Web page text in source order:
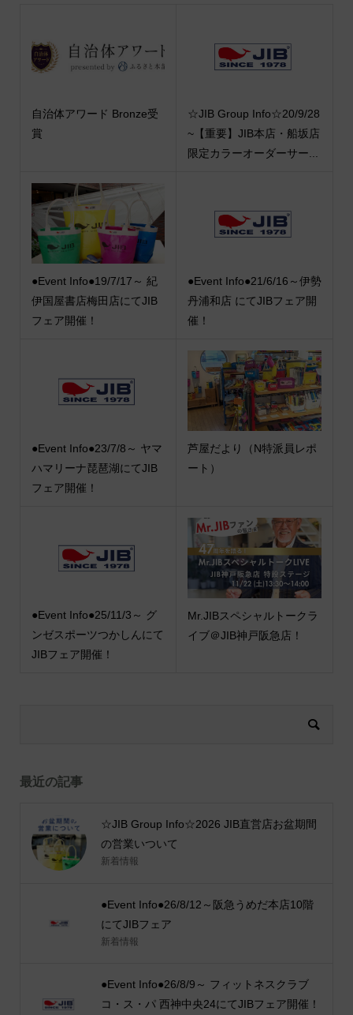
自治体アワード Bronze受
賞
☆JIB Group Info☆20/9/28
~【重要】JIB本店・船坂店
限定カラーオーダーサー...
●Event Info●19/7/17～ 紀
伊国屋書店梅田店にてJIB
フェア開催！
●Event Info●21/6/16～伊勢
丹浦和店 にてJIBフェア開
催！
●Event Info●23/7/8～ ヤマ
ハマリーナ琵琶湖にてJIB
フェア開催！
芦屋だより（N特派員レポ
ート）
●Event Info●25/11/3～ グ
ンゼスポーツつかしんにて
JIBフェア開催！
Mr.JIBスペシャルトークラ
イブ＠JIB神戸阪急店！
最近の記事
☆JIB Group Info☆2026 JIB直営店お盆期間
の営業いついて
新着情報
●Event Info●26/8/12～阪急うめだ本店10階
にてJIBフェア
新着情報
●Event Info●26/8/9～ フィットネスクラブ
コ・ス・パ 西神中央24にてJIBフェア開催！